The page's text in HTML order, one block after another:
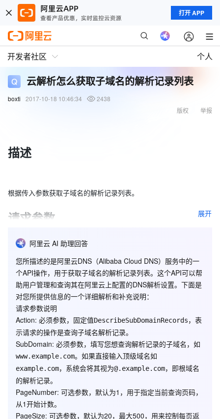
打开 APP
开发者社区 个人
云解析怎么获取子域名的解析记录列表
boxti 2017-10-18 10:46:34
2438
举报
版权
描述
根据传入参数获取子域名的解析记录列表。
请求参数
名称 类型
否
必
须
描述
Action String 是
取值：
DescribeSubDomainRecords
SubDomain String 是
域名名称，如
，如果输入的
是abc.com，则认为是
PageNumber Long
为1
展开
阿里云 AI 助理回答
您所描述的是阿里云DNS（Alibaba Cloud DNS）服务中的一
个API操作，用于获取子域名的解析记录列表。这个API可以帮
助用户管理和查询其在阿里云上配置的DNS解析设置。下面是
对您所提供信息的一个详细解析和补充说明：
请求参数说明
Action: 必须参数，固定值DescribeSubDomainRecords，表
示请求的操作是查询子域名解析记录。
SubDomain: 必须参数，填写您想查询解析记录的子域名，如
www.example.com。如果直接输入顶级域名如
example.com，系统会将其视为@.example.com，即根域名
的解析记录。
PageNumber: 可选参数，默认为1，用于指定当前查询页码，
从1开始计数。
PageSize: 可选参数，默认为20，最大500，用来控制每页返